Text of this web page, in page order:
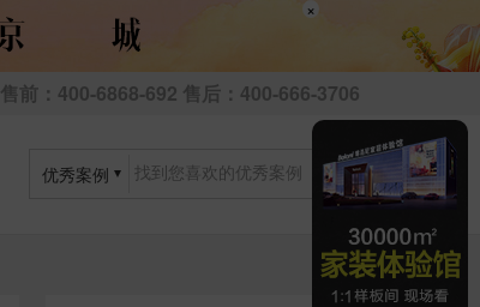
×
售前：400-6868-692 售后：400-666-3706
优秀案例